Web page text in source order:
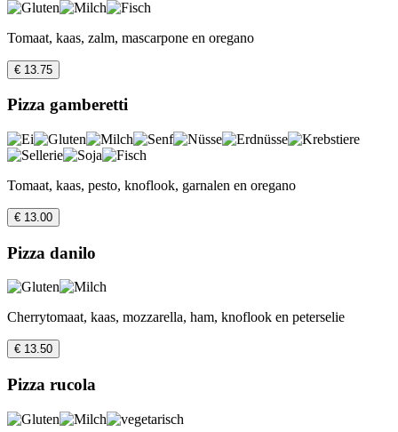
Tomaat, kaas, zalm, mascarpone en oregano
€ 13.75
Pizza gamberetti
Tomaat, kaas, pesto, knoflook, garnalen en oregano
€ 13.00
Pizza danilo
Cherrytomaat, kaas, mozzarella, ham, knoflook en peterselie
€ 13.50
Pizza rucola